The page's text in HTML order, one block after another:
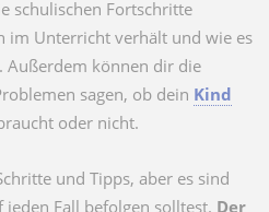
schulischen Fortschritte
im Unterricht verhält und wie es
Außerdem können dir die
sagen, ob dein Kind
oder nicht.
und Tipps, aber es sind
Fall befolgen solltest. Der